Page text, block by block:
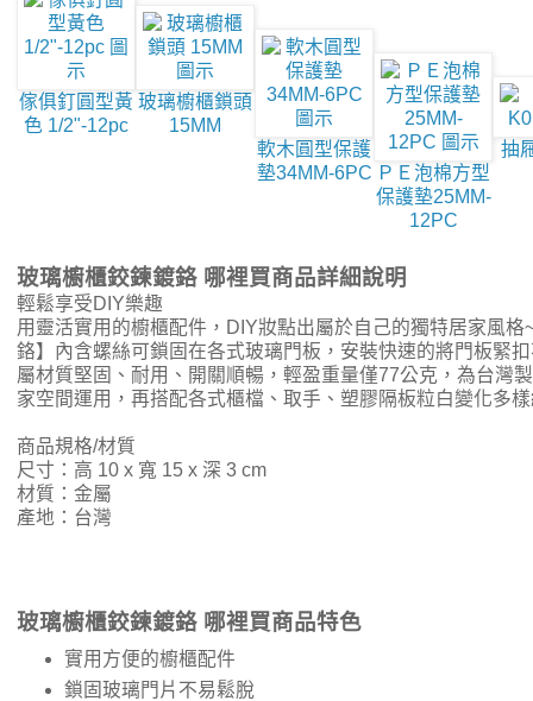
傢俱釘圓型黃
色 1/2"-12pc
玻璃櫥櫃鎖頭
15MM
軟木圓型保護
墊34MM-6PC ＰＥ泡棉方型
保護墊25MM-
12PC
抽
玻璃櫥櫃鉸鍊鍍鉻 哪裡買商品詳細說明
輕鬆享受DIY樂趣
用靈活實用的櫥櫃配件，DIY妝點出屬於自己的獨特居家風格
鉻】內含螺絲可鎖固在各式玻璃門板，安裝快速的將門板緊
屬材質堅固、耐用、開關順暢，輕盈重量僅77公克，為台灣
家空間運用，再搭配各式櫃檔、取手、塑膠隔板粒白變化多
商品規格/材質
尺寸：高 10 x 寬 15 x 深 3 cm
材質：金屬
產地：台灣
玻璃櫥櫃鉸鍊鍍鉻 哪裡買商品特色
實用方便的櫥櫃配件
鎖固玻璃門片不易鬆脫